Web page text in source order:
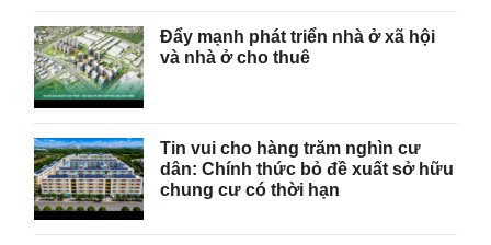
Đẩy mạnh phát triển nhà ở xã hội
và nhà ở cho thuê
Tin vui cho hàng trăm nghìn cư
dân: Chính thức bỏ đề xuất sở hữu
chung cư có thời hạn